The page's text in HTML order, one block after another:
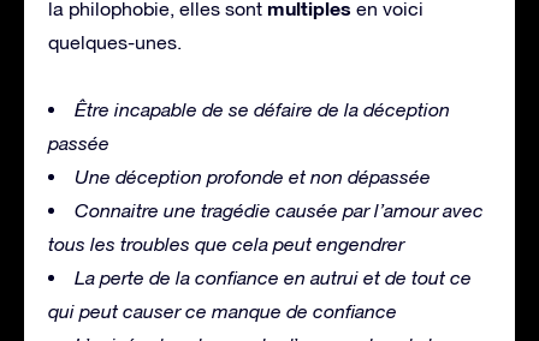
la philophobie, elles sont multiples en voici
quelques-unes.
Être incapable de se défaire de la déception
passée
Une déception profonde et non dépassée
Connaitre une tragédie causée par l’amour avec
tous les troubles que cela peut engendrer
La perte de la confiance en autrui et de tout ce
qui peut causer ce manque de confiance